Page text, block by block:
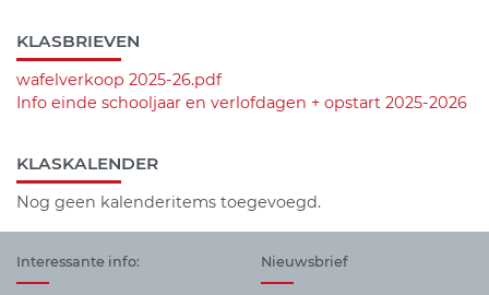
KLASBRIEVEN
wafelverkoop 2025-26.pdf
Info einde schooljaar en verlofdagen + opstart 2025-2026
KLASKALENDER
Nog geen kalenderitems toegevoegd.
Interessante info: Nieuwsbrief